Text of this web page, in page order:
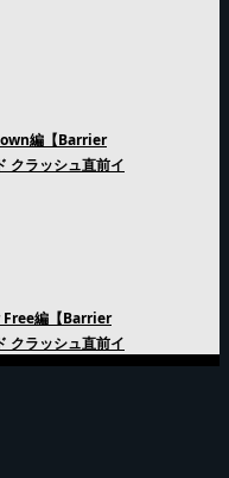
編【Barrier
クラッシュ直前イ
Free編【Barrier
クラッシュ直前イ